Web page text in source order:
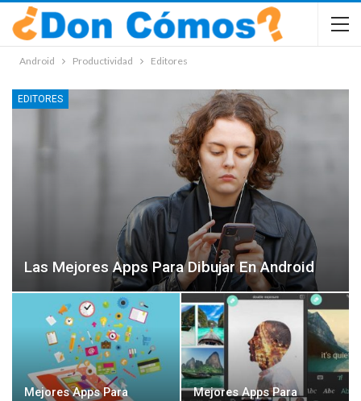
Android Productividad Editores
EDITORES
Las Mejores Apps Para Dibujar En Android
Mejores Apps Para
Mejores Apps Para